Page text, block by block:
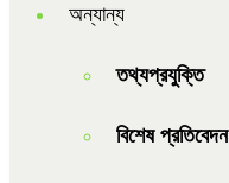
অন্যান্য
তথ্যপ্রযুক্তি
বিশেষ প্রতিবেদন